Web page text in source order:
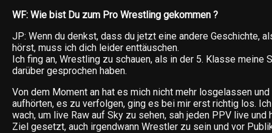
WF: Wie bist Du zum Pro Wrestling gekommen ?
JP: Wenn du denkst, dass du jetzt eine andere Geschichte,
hörst, muss ich dich leider enttäuschen.
Ich fing an, Wrestling zu schauen, als in der 5. Klasse meine
darüber gesprochen haben.
Von dem Moment an hat es mich nicht mehr losgelassen
aufhörten, es zu verfolgen, ging es bei mir erst richtig los.
wach, um live Raw auf Sky zu sehen, sah jeden PPV live und
Ziel gesetzt, auch irgendwann Wrestler zu sein und vor